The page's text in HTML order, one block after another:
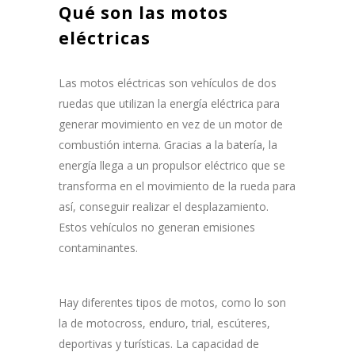
Qué son las motos
eléctricas
Las motos eléctricas son vehículos de dos
ruedas que utilizan la energía eléctrica para
generar movimiento en vez de un motor de
combustión interna. Gracias a la batería, la
energía llega a un propulsor eléctrico que se
transforma en el movimiento de la rueda para
así, conseguir realizar el desplazamiento.
Estos vehículos no generan emisiones
contaminantes.
Hay diferentes tipos de motos, como lo son
la de motocross, enduro, trial, escúteres,
deportivas y turísticas. La capacidad de